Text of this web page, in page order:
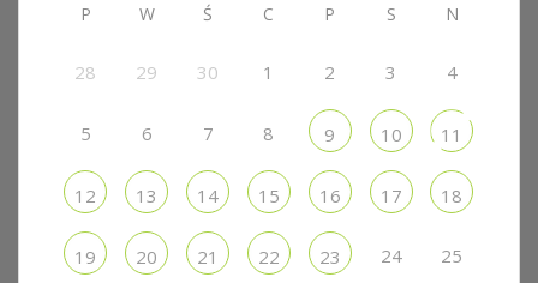
P W Ś C P S N
28 29 30 1 2 3 4
5 6 7 8 9 10 11
12 13 14 15 16 17 18
19 20 21 22 23 24 25